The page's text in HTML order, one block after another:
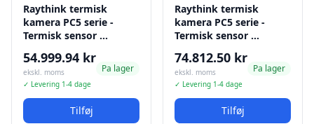
Raythink termisk
kamera PC5 serie -
Termisk sensor …
54.999.94 kr
ekskl. moms
✓ Levering 1-4 dage
Pa lager
Tilføj
Raythink termisk
kamera PC5 serie -
Termisk sensor …
74.812.50 kr
ekskl. moms
✓ Levering 1-4 dage
Pa lager
Tilføj